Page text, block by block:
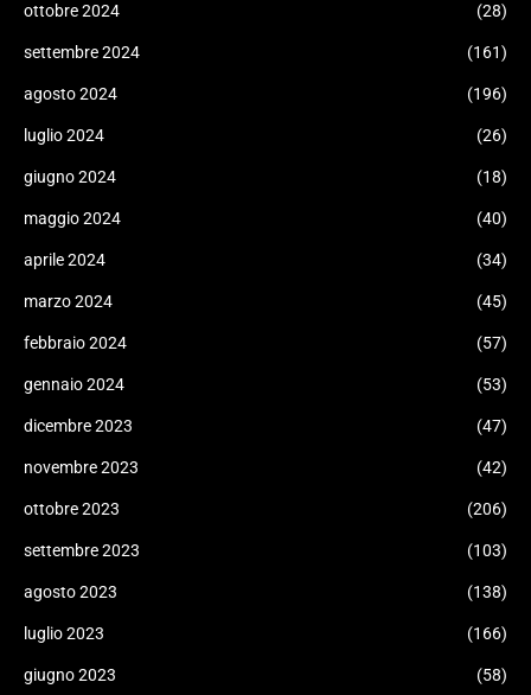
ottobre 2024 (28)
settembre 2024 (161)
agosto 2024 (196)
luglio 2024 (26)
giugno 2024 (18)
maggio 2024 (40)
aprile 2024 (34)
marzo 2024 (45)
febbraio 2024 (57)
gennaio 2024 (53)
dicembre 2023 (47)
novembre 2023 (42)
ottobre 2023 (206)
settembre 2023 (103)
agosto 2023 (138)
luglio 2023 (166)
giugno 2023 (58)